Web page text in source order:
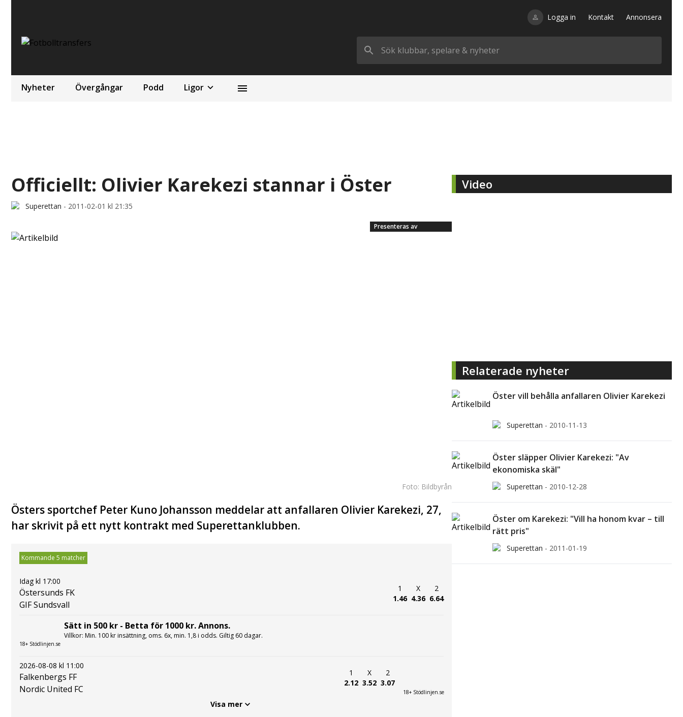
Logga in Kontakt Annonsera
Nyheter Övergångar Podd Ligor
Officiellt: Olivier Karekezi stannar i Öster
Superettan - 2011-02-01 kl 21:35
Presenteras av
Foto: Bildbyrån
Östers sportchef Peter Kuno Johansson meddelar att anfallaren Olivier Karekezi, 27,
har skrivit på ett nytt kontrakt med Superettanklubben.
Kommande 5 matcher
Idag kl 17:00
Östersunds FK
GIF Sundsvall
1
1.46
X
4.36
2
6.64
18+ Stödlinjen.se
Sätt in 500 kr - Betta för 1000 kr. Annons.
Villkor: Min. 100 kr insättning, oms. 6x, min. 1,8 i odds. Giltig 60 dagar.
2026-08-08 kl 11:00
Falkenbergs FF
Nordic United FC
1
2.12
X
3.52
2
3.07
18+ Stödlinjen.se
Visa mer
Video
Relaterade nyheter
Öster vill behålla anfallaren Olivier Karekezi
Superettan - 2010-11-13
Öster släpper Olivier Karekezi: "Av
ekonomiska skäl"
Superettan - 2010-12-28
Öster om Karekezi: "Vill ha honom kvar – till
rätt pris"
Superettan - 2011-01-19